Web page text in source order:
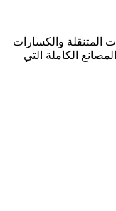
المتنقلة والكسارات
الكاملة التي